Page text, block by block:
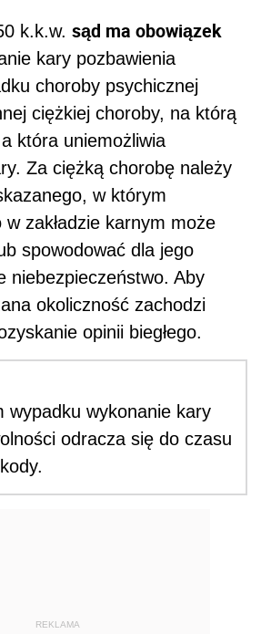
k.k.w. sąd ma obowiązek
kary pozbawienia
choroby psychicznej
ciężkiej choroby, na którą
która uniemożliwia
Za ciężką chorobę należy
w którym
zakładzie karnym może
spowodować dla jego
niebezpieczeństwo. Aby
okoliczność zachodzi
opinii biegłego.
wypadku wykonanie kary
odracza się do czasu
REKLAMA